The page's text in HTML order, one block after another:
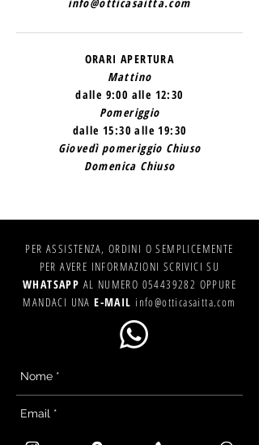
info@otticasaitta.com
ORARI APERTURA
Mattino
dalle 9:00 alle 12:30
Pomeriggio
dalle 15:30 alle 19:30
Giovedì pomeriggio Chiuso
Domenica Chiuso
PER ASSISTENZA, ORDINI O SEMPLICEMENTE
PER AVERE INFORMAZIONI SCRIVICI SU
WHATSAPP AL NUMERO 054439282 OPPURE
MANDACI UNAE-MAIL info@otticasaitta.com